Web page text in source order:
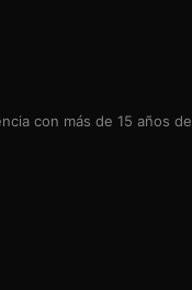
con más de 15 años de